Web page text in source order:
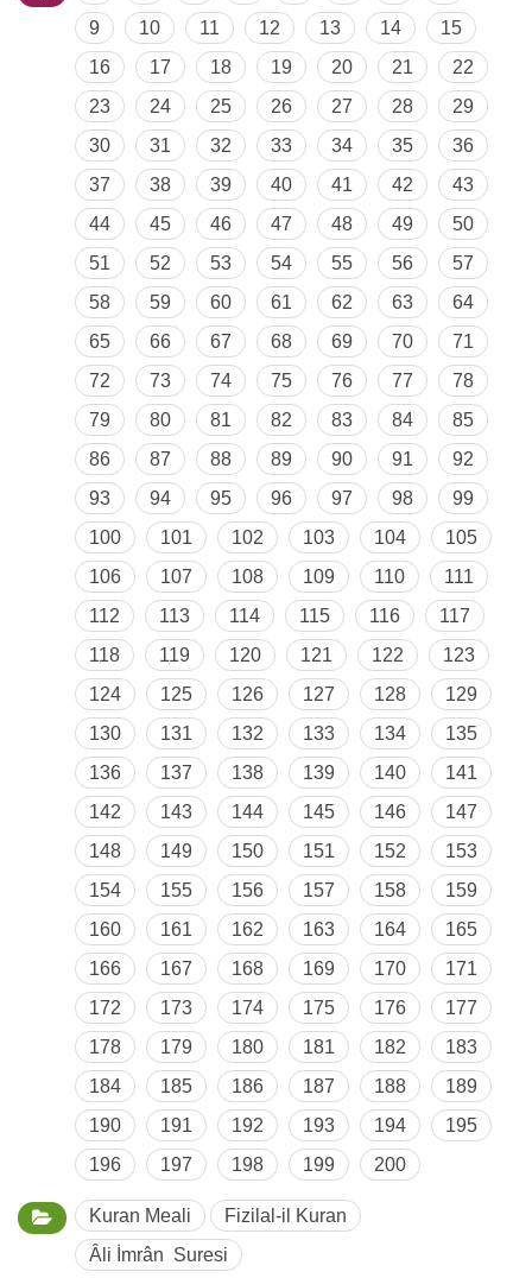
9
10 11 12 13 14
15
16
17 18 19 20 21
22
23
24 25 26 27 28
29
30
31 32 33 34 35
36
37
38 39 40 41 42
43
44
45 46 47 48 49
50
51
52 53 54 55 56
57
58
59 60 61 62 63
64
65
66 67 68 69 70
71
72
73 74 75 76 77
78
79
80 81 82 83 84
85
86
87 88 89 90 91
92
93
94 95 96 97 98
99
100
101 102 103 104
105
106
107 108 109 110
111
112
113 114 115 116
117
118
119 120 121 122
123
124
125 126 127 128
129
130
131 132 133 134
135
136
137 138 139 140
141
142
143 144 145 146
147
148
149 150 151 152
153
154
155 156 157 158
159
160
161 162 163 164
165
166
167 168 169 170
171
172
173 174 175 176
177
178
179 180 181 182
183
184
185 186 187 188
189
190
191 192 193 194
195
196
197 198 199 200
Kuran Meali
Fizilal-il Kuran
Âli İmrân Suresi